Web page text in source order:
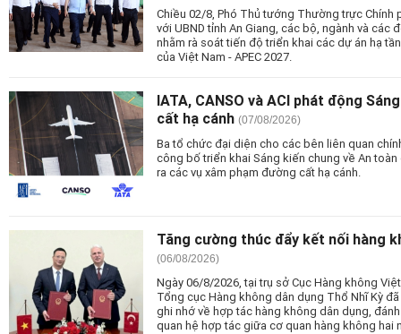
Chiều 02/8, Phó Thủ tướng Thường trực Chính
với UBND tỉnh An Giang, các bộ, ngành và các
nhằm rà soát tiến độ triển khai các dự án hạ
của Việt Nam - APEC 2027.
IATA, CANSO và ACI phát động
cất hạ cánh (07/08/2026)
Ba tổ chức đại diện cho các bên liên quan
công bố triển khai Sáng kiến chung về An
ra các vụ xâm phạm đường cất hạ cánh.
Tăng cường thúc đẩy kết nối hàng
(06/08/2026)
Ngày 06/8/2026, tại trụ sở Cục Hàng không
Tổng cục Hàng không dân dụng Thổ Nhĩ Kỳ
ghi nhớ về hợp tác hàng không dân dụng,
quan hệ hợp tác giữa cơ quan hàng không hai